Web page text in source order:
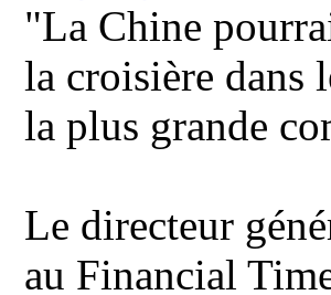
"La Chine
la croisière dans
la plus grande
Le directeur
au Financial